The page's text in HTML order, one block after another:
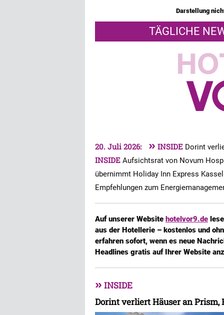
Darstellung
TÄGLICHE
20. Juli 2026: » INSIDE Dorint
INSIDE Aufsichtsrat von Novum
übernimmt Holiday Inn Express
Empfehlungen zum
Auf unserer Website hotelvor9.de
aus der Hotellerie – kostenlos und
erfahren sofort, wenn es neue
Headlines gratis auf Ihrer Website
» INSIDE
Dorint verliert Häuser an Prism,